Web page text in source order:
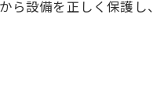
備負担を軽減する方法
設備を正しく保護